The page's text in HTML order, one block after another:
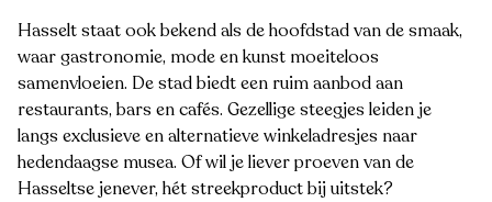
Hasselt staat ook bekend als de hoofdstad van de smaak,
waar gastronomie, mode en kunst moeiteloos
samenvloeien. De stad biedt een ruim aanbod aan
restaurants, bars en cafés. Gezellige steegjes leiden je
langs exclusieve en alternatieve winkeladresjes naar
hedendaagse musea. Of wil je liever proeven van de
Hasseltse jenever, hét streekproduct bij uitstek?